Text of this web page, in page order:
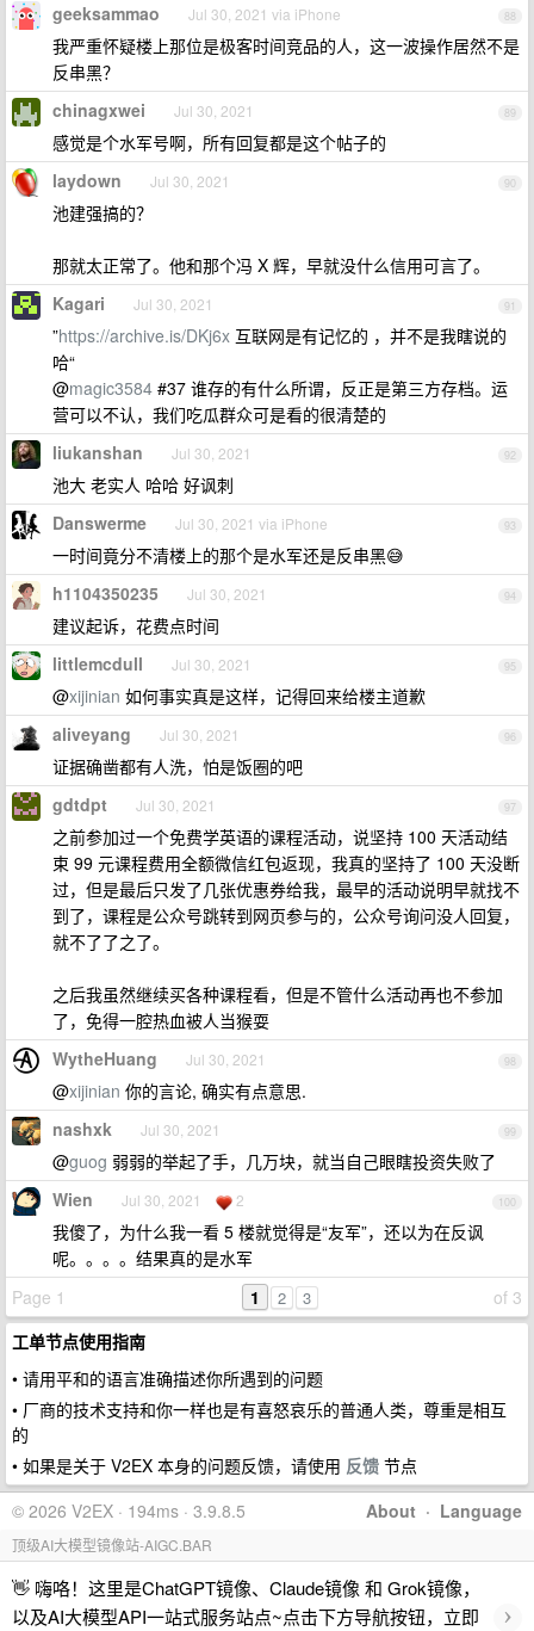
88
geeksammao Jul 30, 2021 via iPhone
我严重怀疑楼上那位是极客时间竞品的人，这一波操作居然不是
反串黑？
89
chinagxwei Jul 30, 2021
感觉是个水军号啊，所有回复都是这个帖子的
90
laydown Jul 30, 2021
池建强搞的？
那就太正常了。他和那个冯 X 辉，早就没什么信用可言了。
91
Kagari Jul 30, 2021
”https://archive.is/DKj6x 互联网是有记忆的 ，并不是我瞎说的
哈“
@magic3584 #37 谁存的有什么所谓，反正是第三方存档。运
营可以不认，我们吃瓜群众可是看的很清楚的
92
liukanshan Jul 30, 2021
池大 老实人 哈哈 好讽刺
93
Danswerme Jul 30, 2021 via iPhone
一时间竟分不清楼上的那个是水军还是反串黑😅
94
h1104350235 Jul 30, 2021
建议起诉，花费点时间
95
littlemcdull Jul 30, 2021
@xijinian 如何事实真是这样，记得回来给楼主道歉
96
aliveyang Jul 30, 2021
证据确凿都有人洗，怕是饭圈的吧
97
gdtdpt Jul 30, 2021
之前参加过一个免费学英语的课程活动，说坚持 100 天活动结
束 99 元课程费用全额微信红包返现，我真的坚持了 100 天没断
过，但是最后只发了几张优惠券给我，最早的活动说明早就找不
到了，课程是公众号跳转到网页参与的，公众号询问没人回复，
就不了了之了。
之后我虽然继续买各种课程看，但是不管什么活动再也不参加
了，免得一腔热血被人当猴耍
98
WytheHuang Jul 30, 2021
@xijinian 你的言论, 确实有点意思.
99
nashxk Jul 30, 2021
@guog 弱弱的举起了手，几万块，就当自己眼瞎投资失败了
100
Wien Jul 30, 2021 2
我傻了，为什么我一看 5 楼就觉得是“友军”，还以为在反讽
呢。。。。结果真的是水军
Page 1
of 3
1 2 3
工单节点使用指南
• 请用平和的语言准确描述你所遇到的问题
• 厂商的技术支持和你一样也是有喜怒哀乐的普通人类，尊重是相互
的
• 如果是关于 V2EX 本身的问题反馈，请使用 反馈 节点
About · Language
© 2026 V2EX · 194ms · 3.9.8.5
顶级AI大模型镜像站-AIGC.BAR
👋 嗨咯！这里是ChatGPT镜像、Claude镜像 和 Grok镜像，
以及AI大模型API一站式服务站点~点击下方导航按钮，立即
›